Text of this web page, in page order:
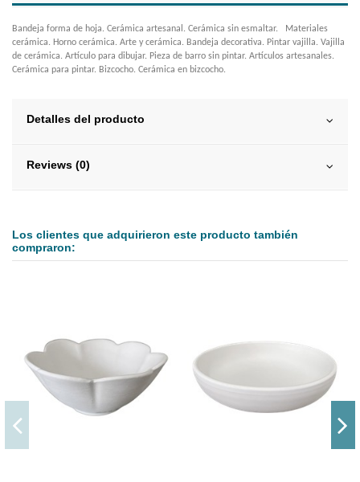
Bandeja forma de hoja. Cerámica artesanal. Cerámica sin esmaltar. Materiales
cerámica. Horno cerámica. Arte y cerámica. Bandeja decorativa. Pintar vajilla. Vajilla
de cerámica. Artículo para dibujar. Pieza de barro sin pintar. Artículos artesanales.
Cerámica para pintar. Bizcocho. Cerámica en bizcocho.
Detalles del producto
Reviews (0)
Los clientes que adquirieron este producto también
compraron: